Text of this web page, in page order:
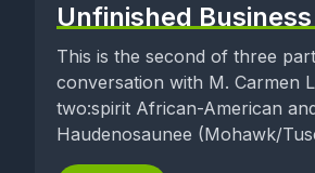
Unfinished
This is the second of three
conversation with M. Carmen
two:spirit African-American
Haudenosaunee (Mohawk/
writer...